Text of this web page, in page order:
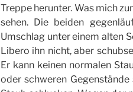
Treppe herunter. Was mich
sehen. Die beiden
Umschlag unter einem alten
Libero ihn nicht, aber
Er kann keinen normalen
oder schweren